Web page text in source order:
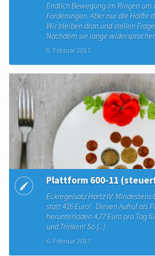
Endlich Bewegung im Ringen um
Forderungen. Aber nur die Hälfte
Wir bleiben dran und stellen
Nachdem sie lange
8. Februar 2017
Plattform 600-11
Eckregelsatz Hartz IV: Mindestens
statt 416 Euro! Diesen Aufruf als
herunterladen 4,77 Euro pro Tag
und Trinken! So [...]
6. Februar 2017